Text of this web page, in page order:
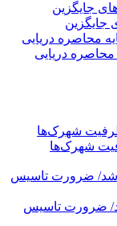
جایگزین
شهرک‌ها
ضرورت تاسیس